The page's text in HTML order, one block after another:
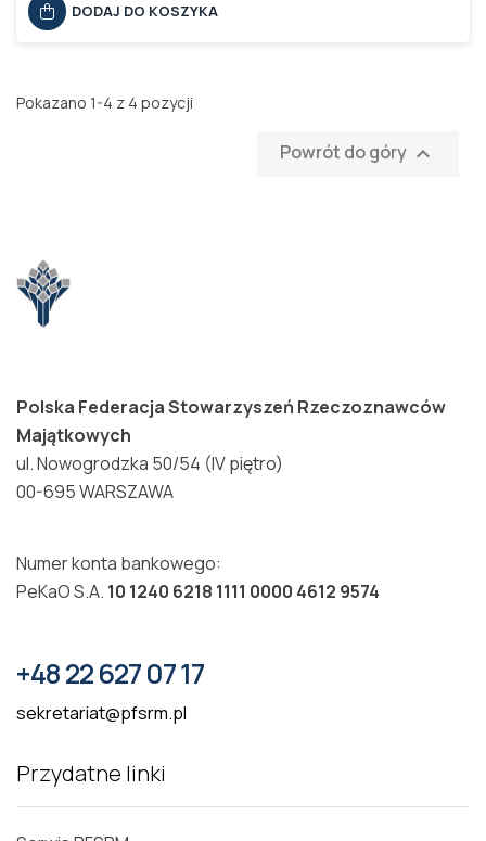
DODAJ DO KOSZYKA
Pokazano 1-4 z 4 pozycji
Powrót do góry 
Polska Federacja Stowarzyszeń Rzeczoznawców
Majątkowych
ul. Nowogrodzka 50/54 (IV piętro)
00-695 WARSZAWA
Numer konta bankowego:
PeKaO S.A. 10 1240 6218 1111 0000 4612 9574
+48 22 627 07 17
sekretariat@pfsrm.pl
Przydatne linki